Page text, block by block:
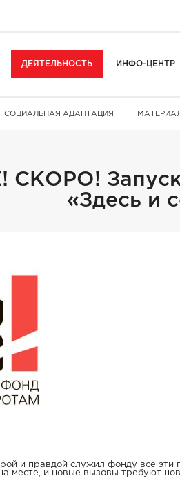
ДЕЯТЕЛЬНОСТЬ ИНФО-ЦЕНТР
СОЦИАЛЬНАЯ АДАПТАЦИЯ
Запуск
«Здесь и
и правдой служил фонду все эти
месте, и новые вызовы требуют